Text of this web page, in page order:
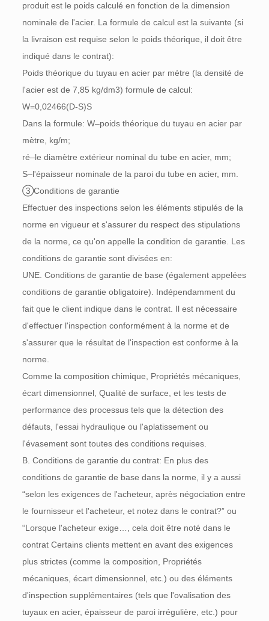
produit est le poids calculé en fonction de la dimension
nominale de l'acier. La formule de calcul est la suivante (si
la livraison est requise selon le poids théorique, il doit être
indiqué dans le contrat):
Poids théorique du tuyau en acier par mètre (la densité de
l'acier est de 7,85 kg/dm3) formule de calcul:
W=0,02466(D-S)S
Dans la formule: W–poids théorique du tuyau en acier par
mètre, kg/m;
ré–le diamètre extérieur nominal du tube en acier, mm;
S–l'épaisseur nominale de la paroi du tube en acier, mm.
③Conditions de garantie
Effectuer des inspections selon les éléments stipulés de la
norme en vigueur et s'assurer du respect des stipulations
de la norme, ce qu'on appelle la condition de garantie. Les
conditions de garantie sont divisées en:
UNE. Conditions de garantie de base (également appelées
conditions de garantie obligatoire). Indépendamment du
fait que le client indique dans le contrat. Il est nécessaire
d'effectuer l'inspection conformément à la norme et de
s'assurer que le résultat de l'inspection est conforme à la
norme.
Comme la composition chimique, Propriétés mécaniques,
écart dimensionnel, Qualité de surface, et les tests de
performance des processus tels que la détection des
défauts, l'essai hydraulique ou l'aplatissement ou
l'évasement sont toutes des conditions requises.
B. Conditions de garantie du contrat: En plus des
conditions de garantie de base dans la norme, il y a aussi
“selon les exigences de l'acheteur, après négociation entre
le fournisseur et l'acheteur, et notez dans le contrat?” ou
“Lorsque l'acheteur exige…, cela doit être noté dans le
contrat Certains clients mettent en avant des exigences
plus strictes (comme la composition, Propriétés
mécaniques, écart dimensionnel, etc.) ou des éléments
d'inspection supplémentaires (tels que l'ovalisation des
tuyaux en acier, épaisseur de paroi irrégulière, etc.) pour